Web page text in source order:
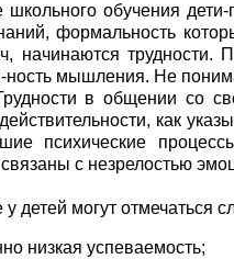
обучения
формальность
начинаются трудности.
мышления. Не
в общении со
как
психические
с незрелостью
детей могут отмечаться
низкая успеваемость;